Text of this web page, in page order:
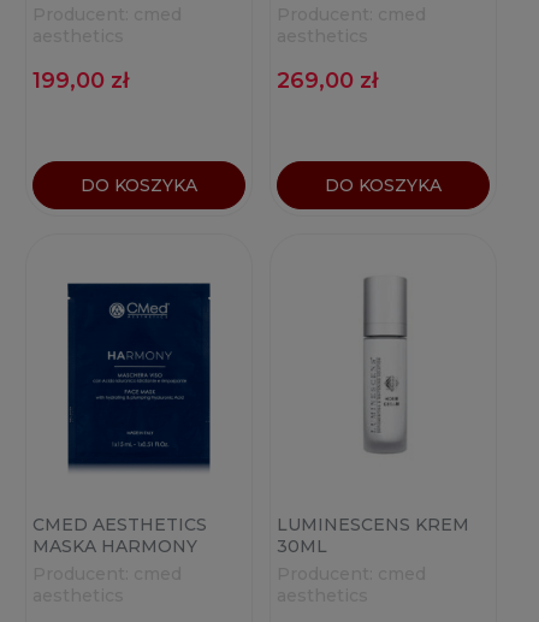
199,00 zł
DO KOSZYKA
269,00 zł
DO KOSZYKA
CMED AESTHETICS
MASKA HARMONY
LUMINESCENS KREM
30ML